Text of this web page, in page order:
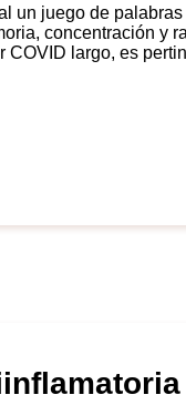
un juego de
concentración y
COVID largo, es